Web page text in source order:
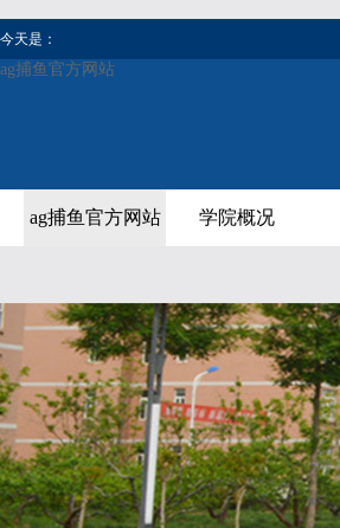
今天是：
ag捕鱼官方网站
ag捕鱼官方网站 学院概况